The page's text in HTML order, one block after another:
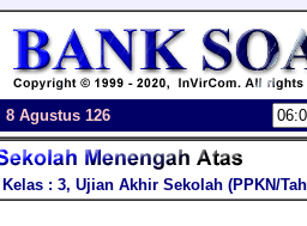
8 Agustus 126
Kelas : 3, Ujian Akhir Sekolah (PPKN/